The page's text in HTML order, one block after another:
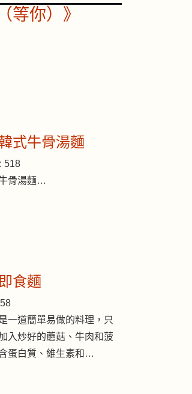
等你）》
式牛骨湯麵
518
骨湯麵…
食麵
一道簡單易做的料理，只
入炒好的蘑菇、牛肉和菠
蛋白質、維生素和…